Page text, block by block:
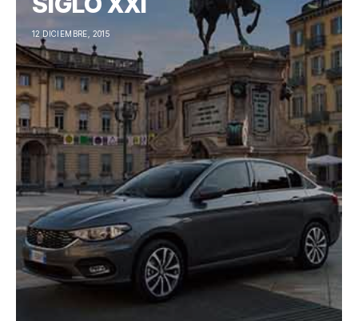
12 DICIEMBRE, 2015